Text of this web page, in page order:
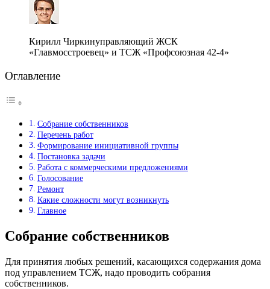
Кирилл Чиркинуправляющий ЖСК
«Главмосстроевец» и ТСЖ «Профсоюзная 42-4»
Оглавление
Собрание собственников
Перечень работ
Формирование инициативной группы
Постановка задачи
Работа с коммерческими предложениями
Голосование
Ремонт
Какие сложности могут возникнуть
Главное
Собрание собственников
Для принятия любых решений, касающихся содержания дома
под управлением ТСЖ, надо проводить собрания
собственников.